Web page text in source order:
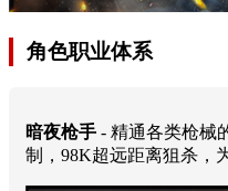
角色职业体系
暗夜枪手 - 精通各类枪械
制，98K超远距离狙杀，